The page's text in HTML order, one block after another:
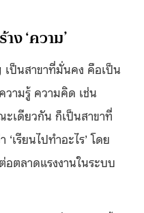
ง ‘ความ’
ป็นสาขาที่มั่นคง คือเป็น
วามรู้ ความคิด เช่น
เดียวกัน ก็เป็นสาขาที่
เรียนไปทำอะไร’ โดย
อตลาดแรงงานในระบบ